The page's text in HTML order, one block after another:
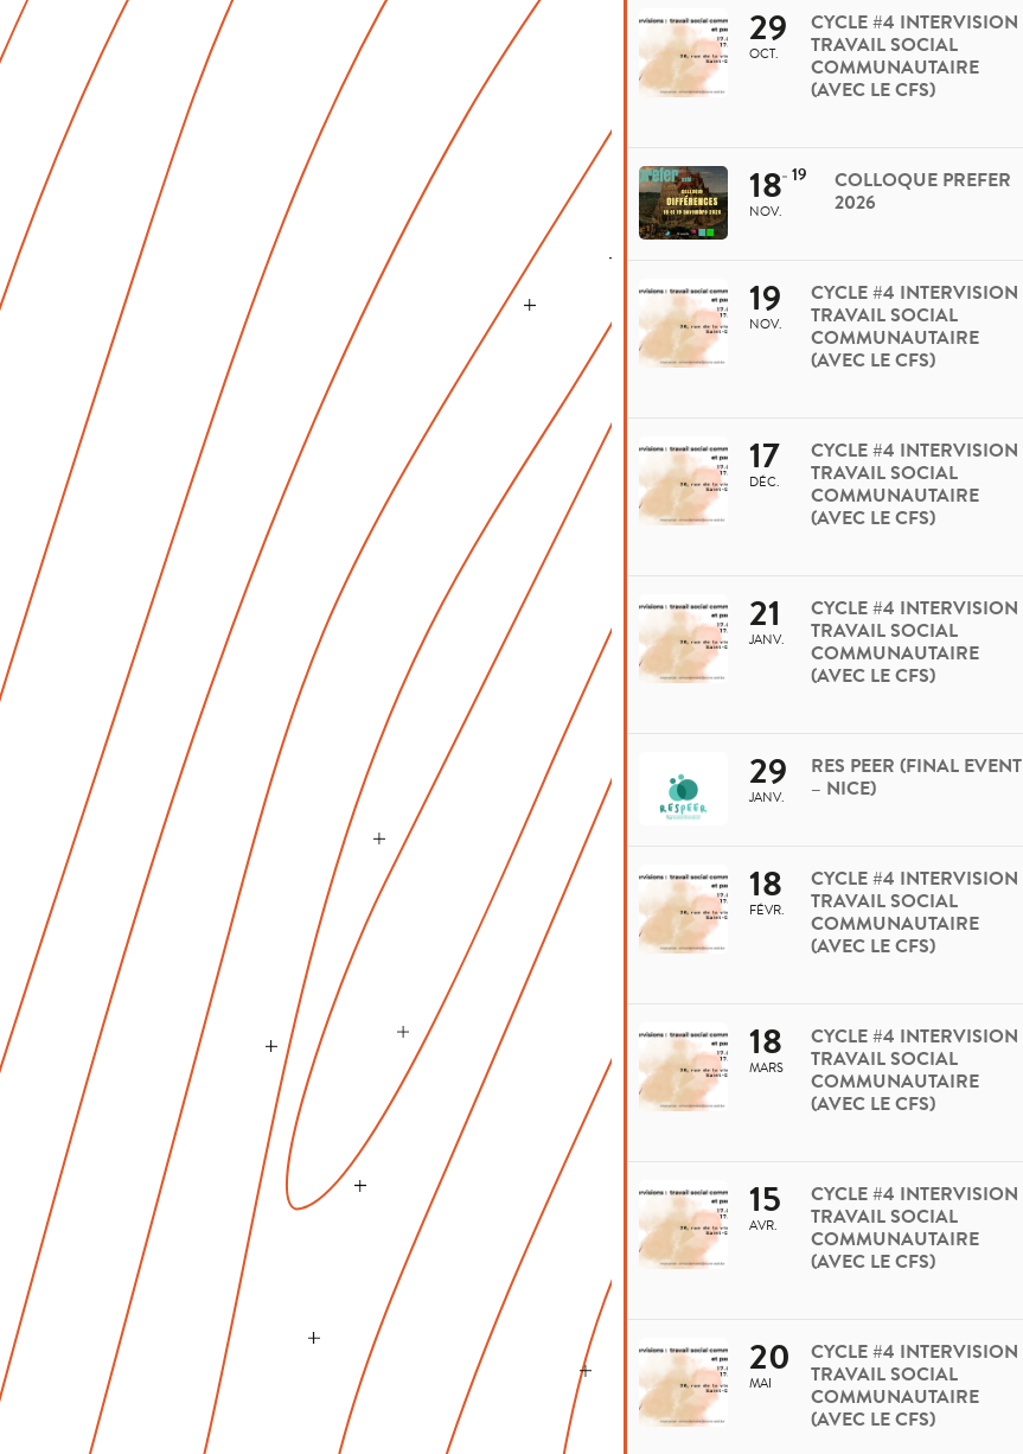
29
OCT.
CYCLE #4 INTERVISION
TRAVAIL SOCIAL
COMMUNAUTAIRE
(AVEC LE CFS)
18
NOV.
19 COLLOQUE PREFER
2026
19
NOV.
CYCLE #4 INTERVISION
TRAVAIL SOCIAL
COMMUNAUTAIRE
(AVEC LE CFS)
17
DÉC.
CYCLE #4 INTERVISION
TRAVAIL SOCIAL
COMMUNAUTAIRE
(AVEC LE CFS)
21
JANV.
CYCLE #4 INTERVISION
TRAVAIL SOCIAL
COMMUNAUTAIRE
(AVEC LE CFS)
29
JANV.
RES PEER (FINAL EVENT
– NICE)
18
FÉVR.
CYCLE #4 INTERVISION
TRAVAIL SOCIAL
COMMUNAUTAIRE
(AVEC LE CFS)
18
MARS
CYCLE #4 INTERVISION
TRAVAIL SOCIAL
COMMUNAUTAIRE
(AVEC LE CFS)
15
AVR.
CYCLE #4 INTERVISION
TRAVAIL SOCIAL
COMMUNAUTAIRE
(AVEC LE CFS)
20
MAI
CYCLE #4 INTERVISION
TRAVAIL SOCIAL
COMMUNAUTAIRE
(AVEC LE CFS)